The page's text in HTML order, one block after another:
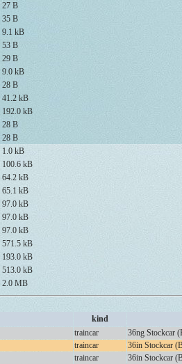
27 B
35 B
9.1 kB
53 B
29 B
9.0 kB
28 B
41.2 kB
192.0 kB
28 B
28 B
1.0 kB
100.6 kB
64.2 kB
65.1 kB
97.0 kB
97.0 kB
97.0 kB
571.5 kB
193.0 kB
513.0 kB
2.0 MB
kind
traincar
36ng Stockcar
traincar
36in Stockcar
traincar 36in Stockcar